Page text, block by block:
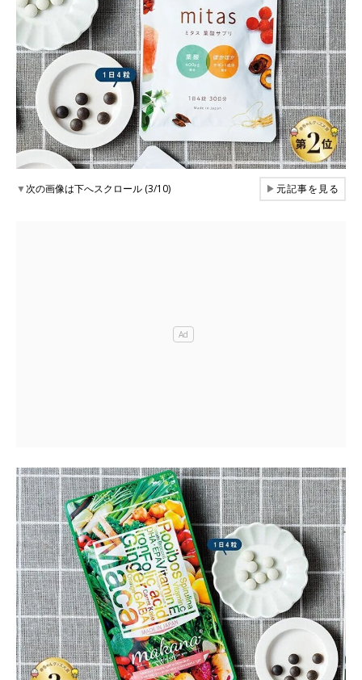
▼次の画像は下へスクロール (3/10) ▶元記事を見る